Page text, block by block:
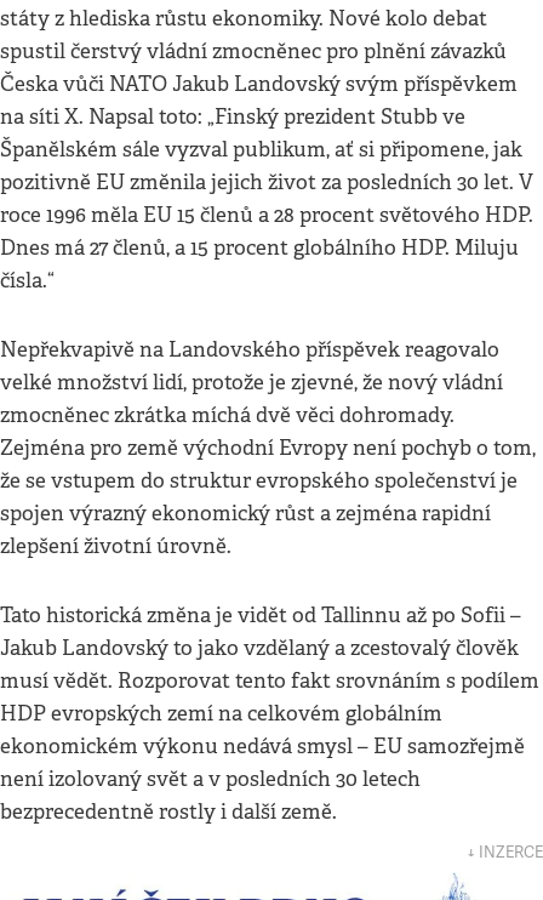
státy z hlediska růstu ekonomiky. Nové kolo debat
spustil čerstvý vládní zmocněnec pro plnění závazků
Česka vůči NATO Jakub Landovský svým příspěvkem
na síti X. Napsal toto: „Finský prezident Stubb ve
Španělském sále vyzval publikum, ať si připomene, jak
pozitivně EU změnila jejich život za posledních 30 let. V
roce 1996 měla EU 15 členů a 28 procent světového HDP.
Dnes má 27 členů, a 15 procent globálního HDP. Miluju
čísla.“
Nepřekvapivě na Landovského příspěvek reagovalo
velké množství lidí, protože je zjevné, že nový vládní
zmocněnec zkrátka míchá dvě věci dohromady.
Zejména pro země východní Evropy není pochyb o tom,
že se vstupem do struktur evropského společenství je
spojen výrazný ekonomický růst a zejména rapidní
zlepšení životní úrovně.
Tato historická změna je vidět od Tallinnu až po Sofii –
Jakub Landovský to jako vzdělaný a zcestovalý člověk
musí vědět. Rozporovat tento fakt srovnáním s podílem
HDP evropských zemí na celkovém globálním
ekonomickém výkonu nedává smysl – EU samozřejmě
není izolovaný svět a v posledních 30 letech
bezprecedentně rostly i další země.
↓ INZERCE